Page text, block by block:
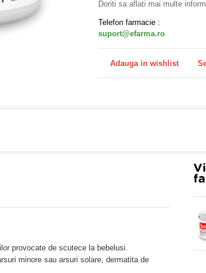
Doriti sa aflati mai multe
Telefon farmacie :
suport@efarma.ro
Adauga in wishlist
provocate de scutece la bebelusi.
minore sau arsuri solare, dermatita de